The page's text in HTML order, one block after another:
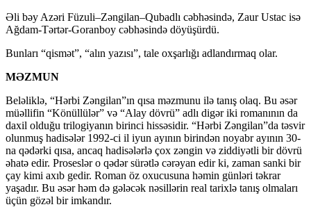
Əli bəy Azəri Füzuli–Zəngilan–Qubadlı cəbhəsində, Zaur Ustac isə
Ağdam-Tərtər-Goranboy cəbhəsində döyüşürdü.
Bunları “qismət”, “alın yazısı”, tale oxşarlığı adlandırmaq olar.
MƏZMUN
Beləliklə, “Hərbi Zəngilan”ın qısa məzmunu ilə tanış olaq. Bu əsər
müəllifin “Könüllülər” və “Alay dövrü” adlı digər iki romanının da
daxil olduğu trilogiyanın birinci hissəsidir. “Hərbi Zəngilan”da təsvir
olunmuş hadisələr 1992-ci il iyun ayının birindən noyabr ayının 30-
na qədərki qısa, ancaq hadisələrlə çox zəngin və ziddiyətli bir dövrü
əhatə edir. Proseslər o qədər sürətlə cərəyan edir ki, zaman sanki bir
çay kimi axıb gedir. Roman öz oxucusuna həmin günləri təkrar
yaşadır. Bu əsər həm də gələcək nəsillərin real tarixlə tanış olmaları
üçün gözəl bir imkandır.